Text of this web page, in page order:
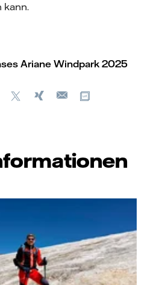
kann.
Ariane Windpark 2025
LinkedIn Xing
E-